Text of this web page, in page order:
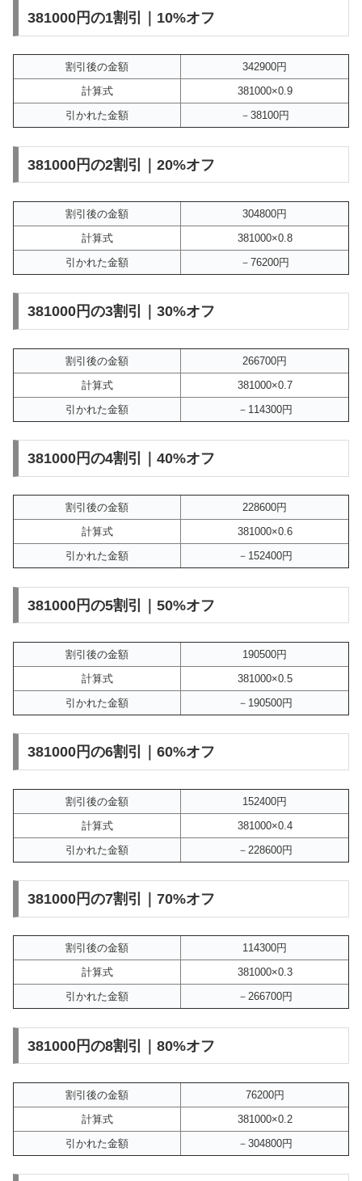
381000円の1割引｜10%オフ
割引後の金額
342900円
計算式
381000×0.9
引かれた金額
－38100円
381000円の2割引｜20%オフ
割引後の金額
304800円
計算式
381000×0.8
引かれた金額
－76200円
381000円の3割引｜30%オフ
割引後の金額
266700円
計算式
381000×0.7
引かれた金額
－114300円
381000円の4割引｜40%オフ
割引後の金額
228600円
計算式
381000×0.6
引かれた金額
－152400円
381000円の5割引｜50%オフ
割引後の金額
190500円
計算式
381000×0.5
引かれた金額
－190500円
381000円の6割引｜60%オフ
割引後の金額
152400円
計算式
381000×0.4
引かれた金額
－228600円
381000円の7割引｜70%オフ
割引後の金額
114300円
計算式
381000×0.3
引かれた金額
－266700円
381000円の8割引｜80%オフ
割引後の金額
76200円
計算式
381000×0.2
引かれた金額
－304800円